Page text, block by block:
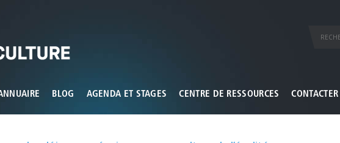
BLOG AGENDA ET STAGES CENTRE DE RESSOURCES